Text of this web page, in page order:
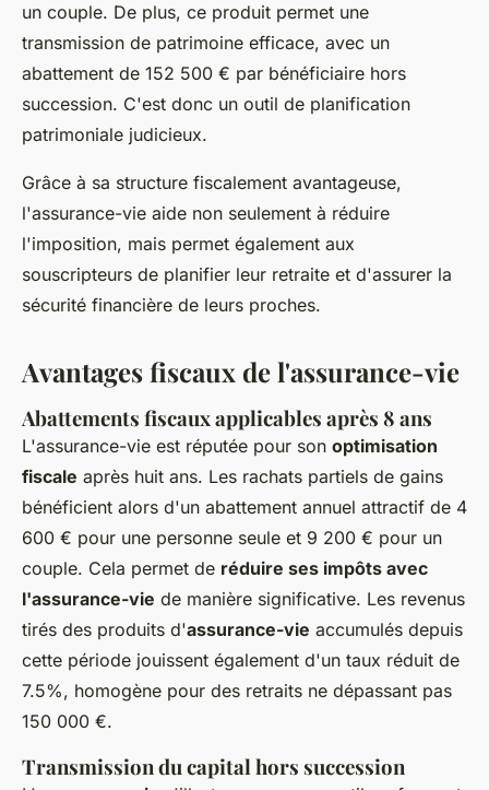
un couple. De plus, ce produit permet une
transmission de patrimoine efficace, avec un
abattement de 152 500 € par bénéficiaire hors
succession. C'est donc un outil de planification
patrimoniale judicieux.
Grâce à sa structure fiscalement avantageuse,
l'assurance-vie aide non seulement à réduire
l'imposition, mais permet également aux
souscripteurs de planifier leur retraite et d'assurer la
sécurité financière de leurs proches.
Avantages fiscaux de l'assurance-vie
Abattements fiscaux applicables après 8 ans
L'assurance-vie est réputée pour son optimisation
fiscale après huit ans. Les rachats partiels de gains
bénéficient alors d'un abattement annuel attractif de 4
600 € pour une personne seule et 9 200 € pour un
couple. Cela permet de réduire ses impôts avec
l'assurance-vie de manière significative. Les revenus
tirés des produits d'assurance-vie accumulés depuis
cette période jouissent également d'un taux réduit de
7.5%, homogène pour des retraits ne dépassant pas
150 000 €.
Transmission du capital hors succession